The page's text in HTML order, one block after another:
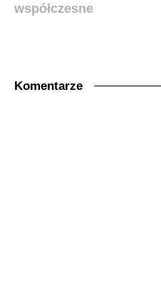
współczesne
Komentarze